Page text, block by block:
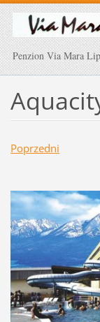
Penzion Via Mara
Poprzedni